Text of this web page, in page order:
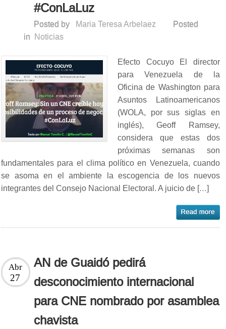
#ConLaLuz
Posted by Maria Teresa Arbelaez
Posted
in
Noticias
Efecto Cocuyo El director
para Venezuela de la
Oficina de Washington para
Asuntos Latinoamericanos
(WOLA, por sus siglas en
inglés), Geoff Ramsey,
considera que estas dos
próximas semanas son
fundamentales para el clima político en Venezuela, cuando
se asoma en el ambiente la escogencia de los nuevos
integrantes del Consejo Nacional Electoral. A juicio de […]
AN de Guaidó pedirá
desconocimiento internacional
para CNE nombrado por asamblea
chavista
Abr
27